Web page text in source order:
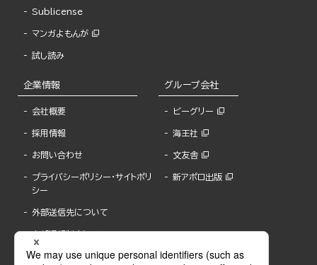
Sublicense
マンガよもんが
試し読み
企業情報
会社概要
採用情報
お問い合わせ
プライバシーポリシー・サイトポリ
シー
外部送信先について
内部通報制度について
グループ会社
ビーグリー
海王社
文友舎
新アポロ出版